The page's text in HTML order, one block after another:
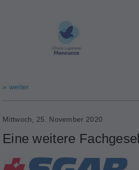
» weiter
Mittwoch, 25. November 2020
Eine weitere